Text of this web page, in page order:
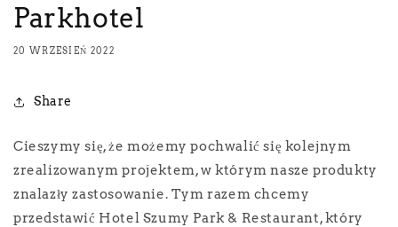
Parkhotel
20 WRZESIEŃ 2022
Share
Cieszymy się, że możemy pochwalić się kolejnym
zrealizowanym projektem, w którym nasze produkty
znalazły zastosowanie. Tym razem chcemy
przedstawić Hotel Szumy Park & Restaurant, który